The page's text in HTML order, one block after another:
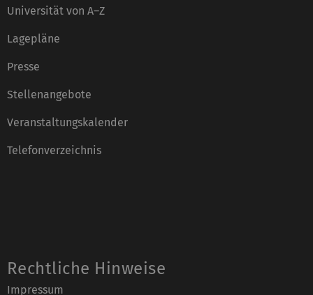
Universität von A–Z
Lagepläne
Presse
Stellenangebote
Veranstaltungskalender
Telefonverzeichnis
Rechtliche Hinweise
Impressum